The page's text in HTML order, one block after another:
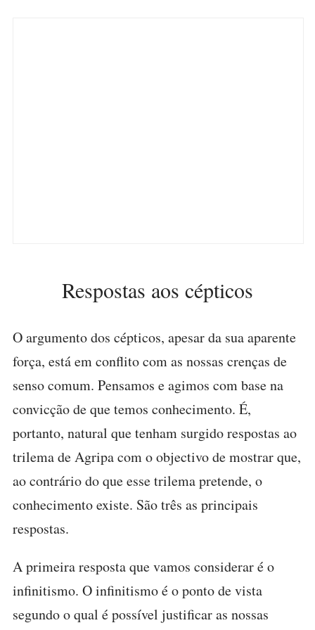
Respostas aos cépticos
O argumento dos cépticos, apesar da sua aparente
força, está em conflito com as nossas crenças de
senso comum. Pensamos e agimos com base na
convicção de que temos conhecimento. É,
portanto, natural que tenham surgido respostas ao
trilema de Agripa com o objectivo de mostrar que,
ao contrário do que esse trilema pretende, o
conhecimento existe. São três as principais
respostas.
A primeira resposta que vamos considerar é o
infinitismo. O infinitismo é o ponto de vista
segundo o qual é possível justificar as nossas